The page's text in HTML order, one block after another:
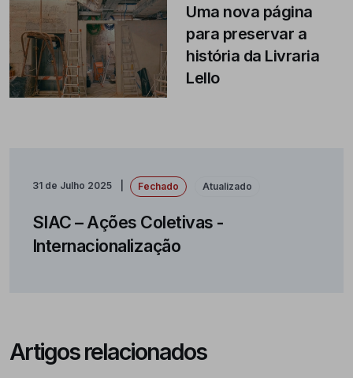
Uma nova página
para preservar a
história da Livraria
Lello
31 de Julho 2025 Fechado Atualizado
SIAC – Ações Coletivas -
Internacionalização
Artigos relacionados